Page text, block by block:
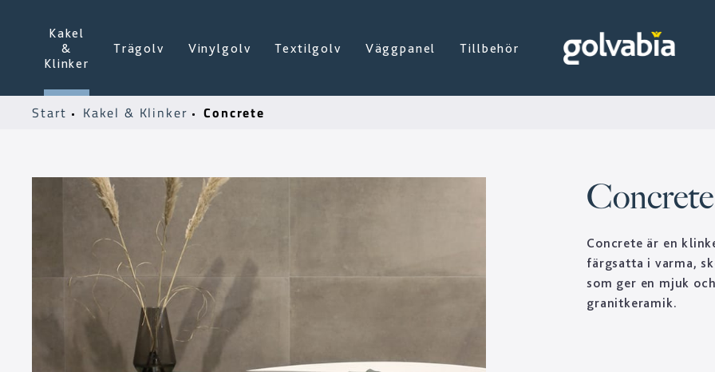
Kakel
&
Klinker
Trägolv Vinylgolv Textilgolv Väggpanel Tillbehör
Start Kakel & Klinker Concrete
Concrete
Concrete är en
färgsatta i varma,
som ger en mjuk
granitkeramik.